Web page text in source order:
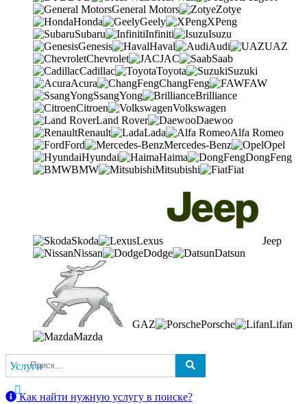
General Motors
Zotye
Honda
Geely
XPeng
Subaru
Infiniti
Isuzu
Genesis
Haval Audi
UAZ
Chevrolet
JAC
Saab
Cadillac
Toyota
Suzuki
Acura
ChangFeng
FAW
SsangYong
Brilliance
Citroen
Volkswagen
Land Rover
Daewoo
Renault
Lada
Alfa Romeo
Ford
Mercedes-Benz
Opel
Hyundai
Haima
DongFeng
BMW
Mitsubishi Fiat
Skoda Lexus
Jeep
Nissan
Dodge Datsun
GAZ Porsche
Lifan
Mazda
Услуги
Как найти нужную услугу в поиске?